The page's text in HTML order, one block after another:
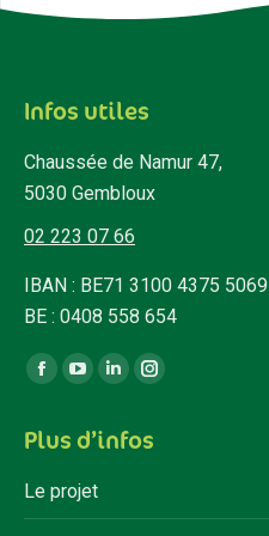
Infos utiles
Chaussée de Namur 47,
5030 Gembloux
02 223 07 66
IBAN : BE71 3100 4375 5069
BE : 0408 558 654
Trouvez nous sur :
Facebook
opens
new
YouTube
opens
new
LinkedIn
opens
Instagram
opens
Plus d’infos
Le projet